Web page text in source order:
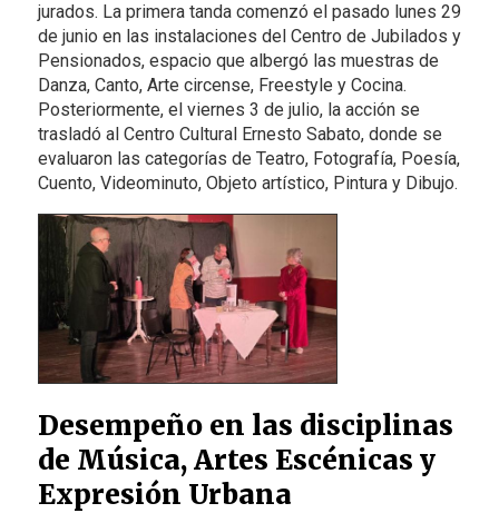
jurados. La primera tanda comenzó el pasado lunes 29
de junio en las instalaciones del Centro de Jubilados y
Pensionados, espacio que albergó las muestras de
Danza, Canto, Arte circense, Freestyle y Cocina.
Posteriormente, el viernes 3 de julio, la acción se
trasladó al Centro Cultural Ernesto Sabato, donde se
evaluaron las categorías de Teatro, Fotografía, Poesía,
Cuento, Videominuto, Objeto artístico, Pintura y Dibujo.
Desempeño en las disciplinas
de Música, Artes Escénicas y
Expresión Urbana